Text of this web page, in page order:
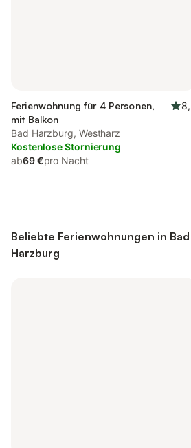
Ferienwohnung für 4 Personen,
mit Balkon
Bad Harzburg, Westharz
Kostenlose Stornierung
ab69 €pro Nacht
Beliebte Ferienwohnungen in Bad
Harzburg